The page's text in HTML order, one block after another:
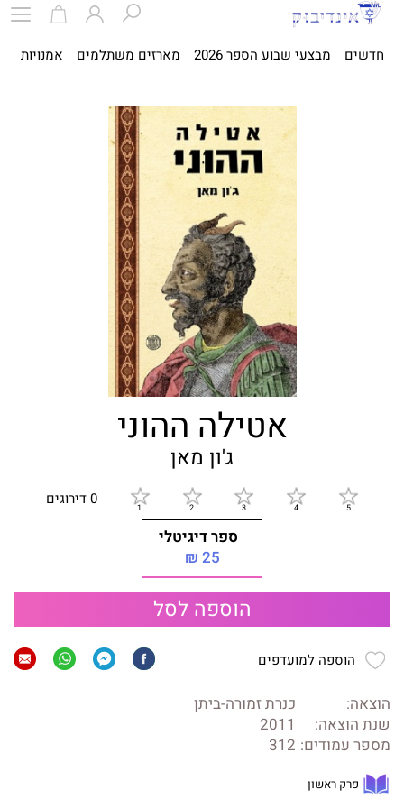
חדשים מבצעי שבוע הספר 2026 מארזים משתלמים אמנויות
אטילה ההוני
ג'ון מאן
0 דירוגים
ספר דיגיטלי
25 ₪
הוספה לסל
הוספה למועדפים
הוצאה:
כנרת זמורה-ביתן
שנת הוצאה:
2011
מספר עמודים: 312
פרק ראשון